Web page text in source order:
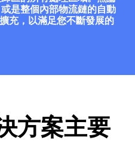
是整個內部物流鏈的自動
充，以滿足您不斷發展的
方案主要